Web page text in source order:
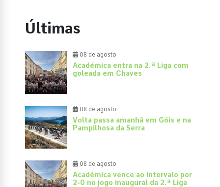
Últimas
08 de agosto
Académica entra na 2.ª Liga com
goleada em Chaves
08 de agosto
Volta passa amanhã em Góis e na
Pampilhosa da Serra
08 de agosto
Académica vence ao intervalo por
2-0 no jogo inaugural da 2.ª Liga